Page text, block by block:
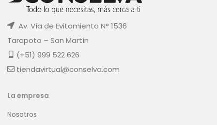
Av. Vía de Evitamiento N° 1536
Tarapoto – San Martín
(+51) 999 522 626
tiendavirtual@conselva.com
La empresa
Nosotros